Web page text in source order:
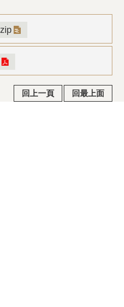
zip
回上一頁 回最上面